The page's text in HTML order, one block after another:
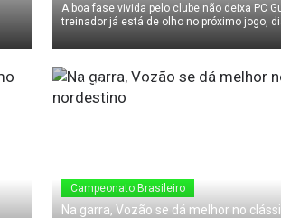
A boa fase vivida pelo clube não deixa PC
treinador já está de olho no próximo jogo,
23 de Maio de 2010
Campeonato Brasileiro
Na garra, Vozão se dá melhor no